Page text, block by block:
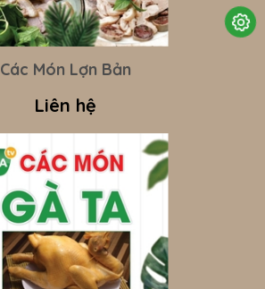
Các Món Lợn Bản
Liên hệ